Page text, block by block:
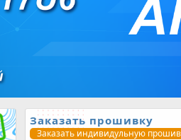
Заказать прошивку
Заказать индивидульную